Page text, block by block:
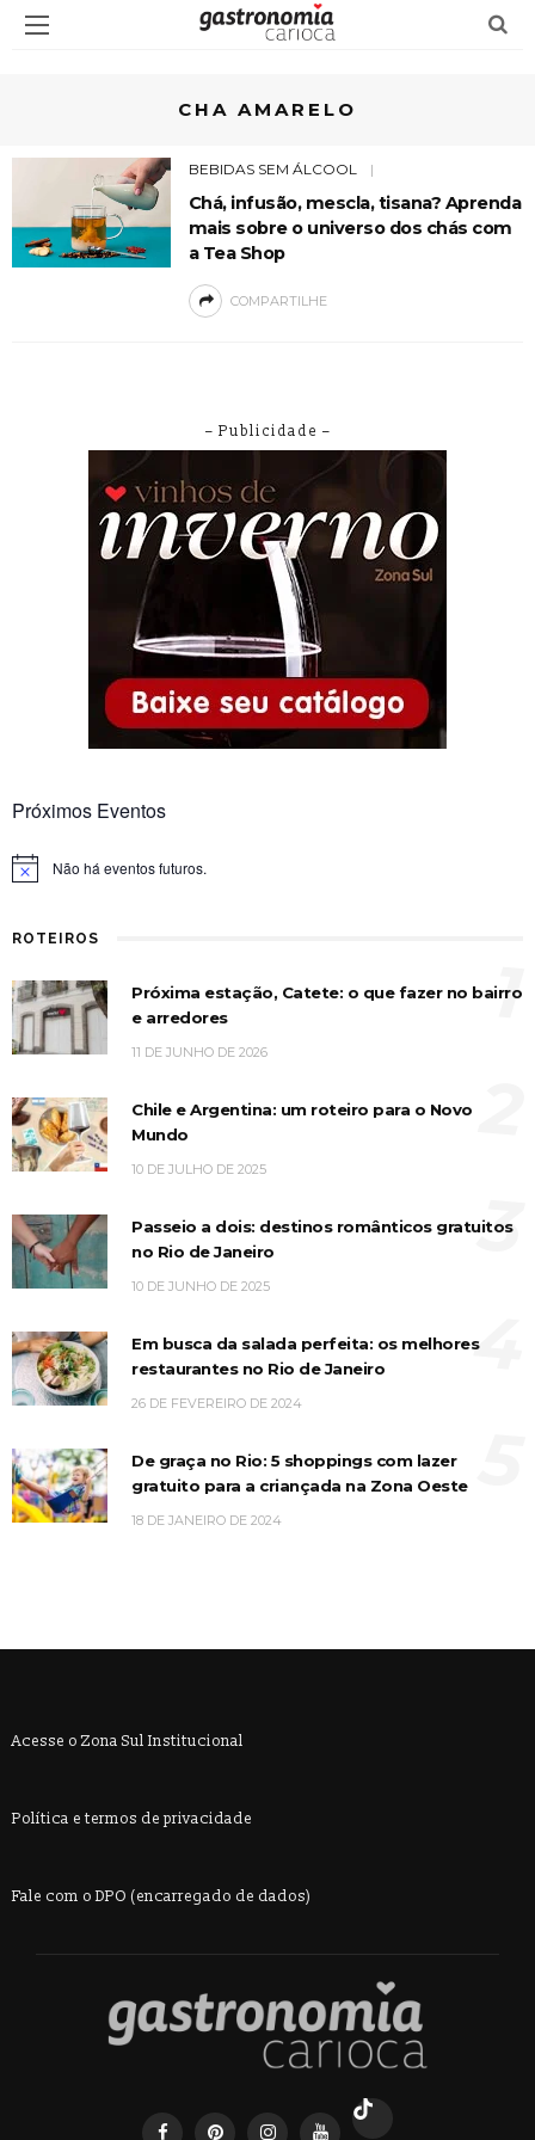
CHA AMARELO
BEBIDAS SEM ÁLCOOL
Chá, infusão, mescla, tisana? Aprenda
mais sobre o universo dos chás com
a Tea Shop
COMPARTILHE
– Publicidade –
Próximos Eventos
Notice Não há eventos futuros.
ROTEIROS
Próxima estação, Catete: o que fazer no bairro
e arredores
11 DE JUNHO DE 2026
1
Chile e Argentina: um roteiro para o Novo
Mundo
10 DE JULHO DE 2025
Passeio a dois: destinos românticos gratuitos
no Rio de Janeiro
10 DE JUNHO DE 2025
3
Em busca da salada perfeita: os melhores
restaurantes no Rio de Janeiro
26 DE FEVEREIRO DE 2024
4
De graça no Rio: 5 shoppings com lazer
gratuito para a criançada na Zona Oeste
18 DE JANEIRO DE 2024
Acesse o Zona Sul Institucional
Política e termos de privacidade
Fale com o DPO (encarregado de dados)